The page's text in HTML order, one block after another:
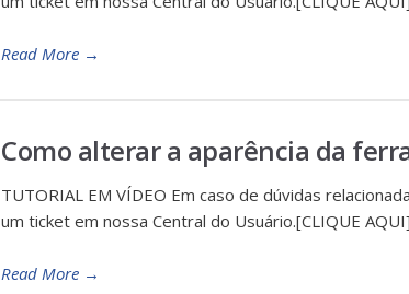
Read More →
Como alterar a aparência da
TUTORIAL EM VÍDEO Em caso de dúvidas
um ticket em nossa Central do Usuário.[CLIQUE AQUI]
Read More →